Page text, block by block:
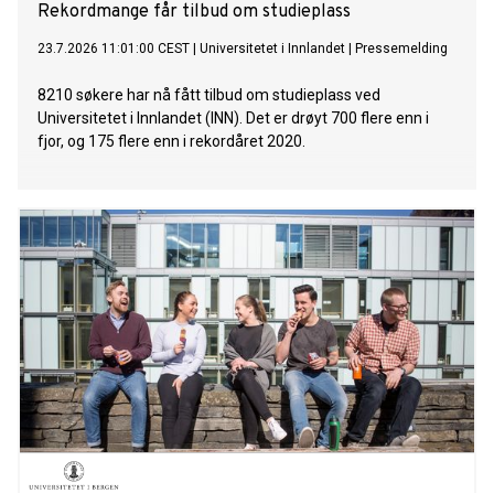
Rekordmange får tilbud om studieplass
23.7.2026 11:01:00 CEST Universitetet i Innlandet Pressemelding
8210 søkere har nå fått tilbud om studieplass ved
Universitetet i Innlandet (INN). Det er drøyt 700 flere enn i
fjor, og 175 flere enn i rekordåret 2020.